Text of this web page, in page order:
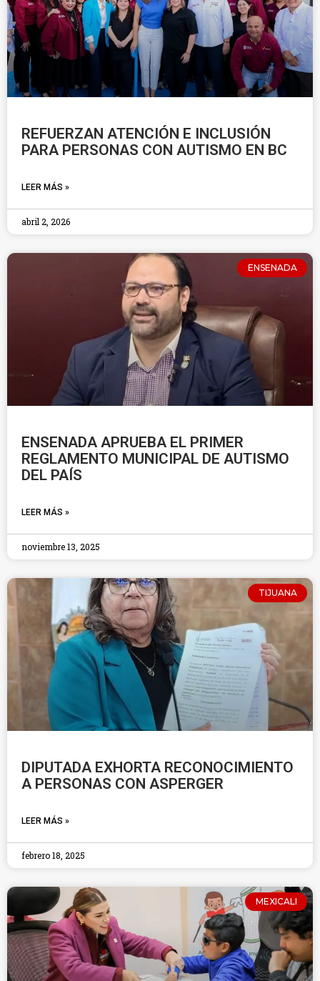
REFUERZAN ATENCIÓN E INCLUSIÓN
PARA PERSONAS CON AUTISMO EN BC
LEER MÁS »
abril 2, 2026
ENSENADA
ENSENADA APRUEBA EL PRIMER
REGLAMENTO MUNICIPAL DE AUTISMO
DEL PAÍS
LEER MÁS »
noviembre 13, 2025
TIJUANA
DIPUTADA EXHORTA RECONOCIMIENTO
A PERSONAS CON ASPERGER
LEER MÁS »
febrero 18, 2025
MEXICALI